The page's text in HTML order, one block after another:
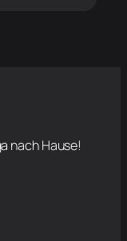
nach Hause!